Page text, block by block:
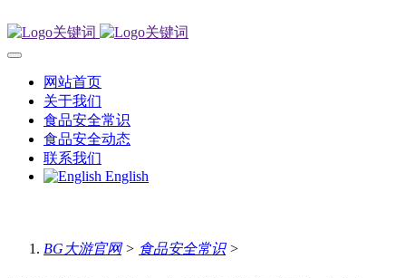
网站首页
关于我们
食品安全常识
食品安全动态
联系我们
English
BG大游官网> 食品安全常识>